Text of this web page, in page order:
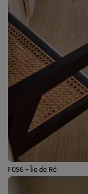
F096 - Île de Ré